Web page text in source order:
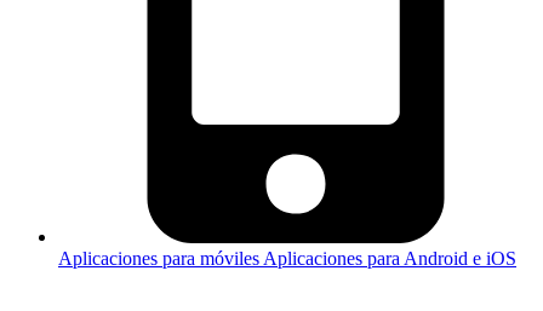
Aplicaciones para móviles Aplicaciones para Android e iOS